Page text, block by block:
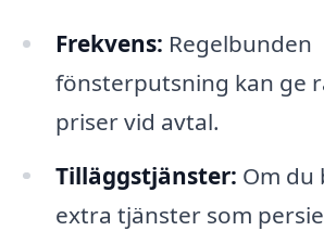
Frekvens: Regelbunden
fönsterputsning kan ge
priser vid avtal.
Tilläggstjänster: Om du
extra tjänster som